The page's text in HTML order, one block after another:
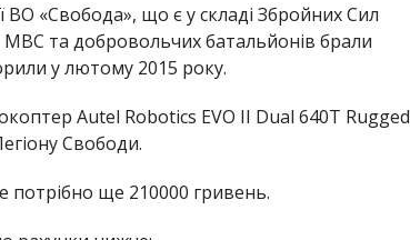
ВО «Cвобода», що є у складі Збройних Сил
МВС та добровольчих батальйонів брали
у лютому 2015 року.
Autel Robotics EVO II Dual 640T Rugged
Свободи.
потрібно ще 210000 гривень.